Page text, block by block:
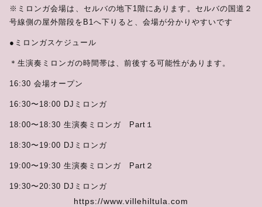
※ミロンガ会場は、セルバの地下1階にあります。セルバの国道２
号線側の屋外階段をB1へ下りると、会場が分かりやすいです
●ミロンガスケジュール
＊生演奏ミロンガの時間帯は、前後する可能性があります。
16:30 会場オープン
16:30〜18:00 DJミロンガ
18:00〜18:30 生演奏ミロンガ Part１
18:30〜19:00 DJミロンガ
19:00〜19:30 生演奏ミロンガ Part２
19:30〜20:30 DJミロンガ
https://www.villehiltula.com